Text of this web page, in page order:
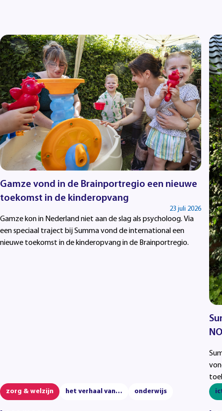
Gamze vond in de Brainportregio een nieuwe
toekomst in de kinderopvang
23 juli 2026
Gamze kon in Nederland niet aan de slag als psycholoog. Via
een speciaal traject bij Summa vond de international een
nieuwe toekomst in de kinderopvang in de Brainportregio.
zorg & welzijn het verhaal van… onderwijs